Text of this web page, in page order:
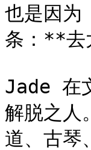
也是因
条：**去
Jade 在
解脱之人
道、古